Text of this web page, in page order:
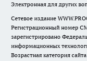
Электронная для других
Сетевое издание
Регистрационный номер
зарегистрировано
информационных
Возрастная категория